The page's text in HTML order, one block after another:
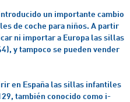
un importante cambio
de coche para niños. A partir
ni importar a Europa las sillas
y tampoco se pueden vender
en España las sillas infantiles
también conocido como i-